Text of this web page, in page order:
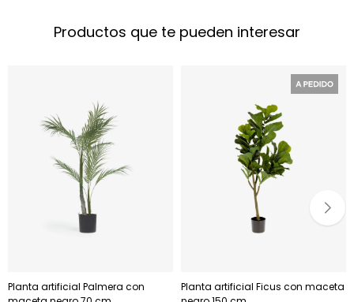
Productos que te pueden interesar
Planta artificial Palmera con
Planta artificial Ficus con maceta